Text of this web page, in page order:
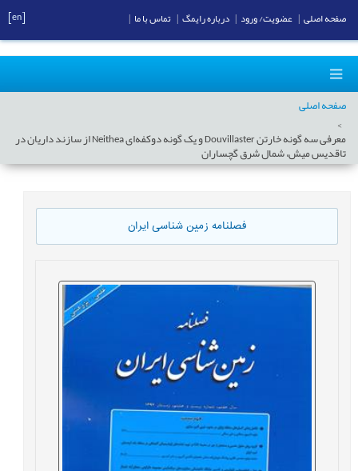
صفحه اصلی
معرفی سه گونه خارتن Douvillaster و یک گونه دوکفه‌ای Neithea از سازند داریان در
تاقدیس میش، شمال شرق گچساران
فصلنامه زمین شناسی ایران
صفحه اصلی عضویت/ ورود درباره رایمگ تماس با ما